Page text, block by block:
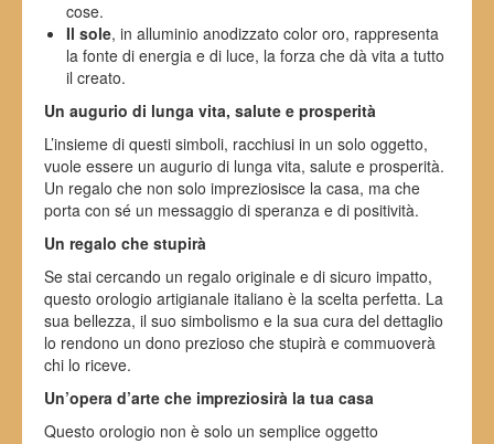
cose.
Il sole, in alluminio anodizzato color oro, rappresenta
la fonte di energia e di luce, la forza che dà vita a tutto
il creato.
Un augurio di lunga vita, salute e prosperità
L’insieme di questi simboli, racchiusi in un solo oggetto,
vuole essere un augurio di lunga vita, salute e prosperità.
Un regalo che non solo impreziosisce la casa, ma che
porta con sé un messaggio di speranza e di positività.
Un regalo che stupirà
Se stai cercando un regalo originale e di sicuro impatto,
questo orologio artigianale italiano è la scelta perfetta. La
sua bellezza, il suo simbolismo e la sua cura del dettaglio
lo rendono un dono prezioso che stupirà e commuoverà
chi lo riceve.
Un’opera d’arte che impreziosirà la tua casa
Questo orologio non è solo un semplice oggetto